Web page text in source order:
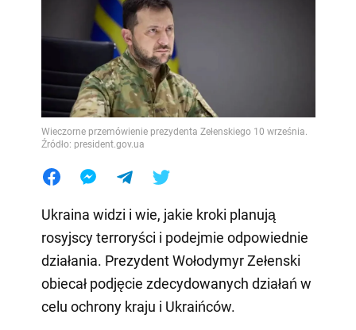
Wieczorne przemówienie prezydenta Zełenskiego 10 września.
Źródło: president.gov.ua
Ukraina widzi i wie, jakie kroki planują
rosyjscy terroryści i podejmie odpowiednie
działania. Prezydent Wołodymyr Zełenski
obiecał podjęcie zdecydowanych działań w
celu ochrony kraju i Ukraińców.